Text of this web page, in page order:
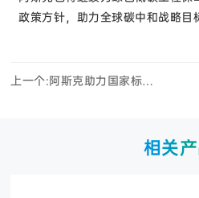
政策方针，助力全球碳中和战略目
上一个:阿斯克助力国家标准
相关